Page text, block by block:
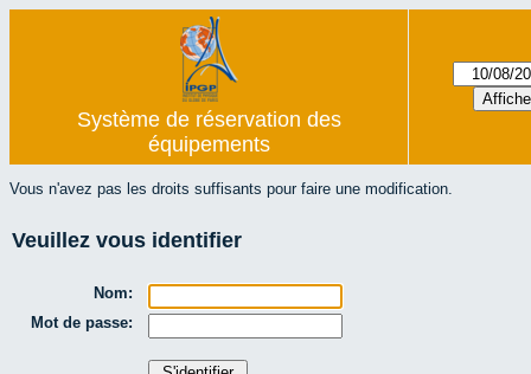
Système de réservation des
équipements
Vous n'avez pas les droits suffisants pour faire une modification.
Veuillez vous identifier
Nom:
Mot de passe: